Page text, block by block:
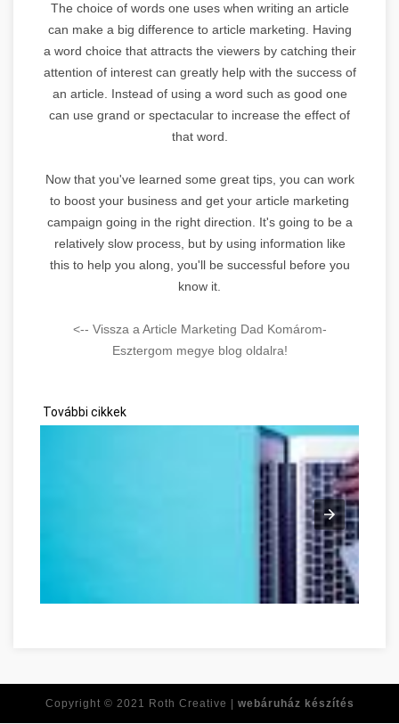
The choice of words one uses when writing an article
can make a big difference to article marketing. Having
a word choice that attracts the viewers by catching their
attention of interest can greatly help with the success of
an article. Instead of using a word such as good one
can use grand or spectacular to increase the effect of
that word.
Now that you've learned some great tips, you can work
to boost your business and get your article marketing
campaign going in the right direction. It's going to be a
relatively slow process, but by using information like
this to help you along, you'll be successful before you
know it.
<-- Vissza a Article Marketing Dad Komárom-
Esztergom megye blog oldalra!
További cikkek
Copyright © 2021 Roth Creative | webáruház készítés